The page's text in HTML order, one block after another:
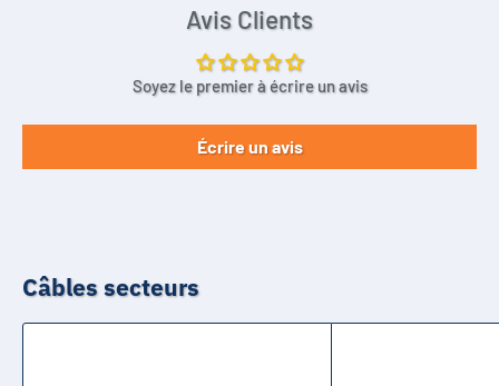
Avis Clients
Soyez le premier à écrire un avis
Écrire un avis
Câbles secteurs